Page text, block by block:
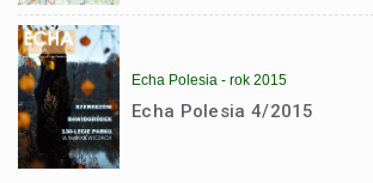
Echa Polesia - rok 2015
Echa Polesia 4/2015